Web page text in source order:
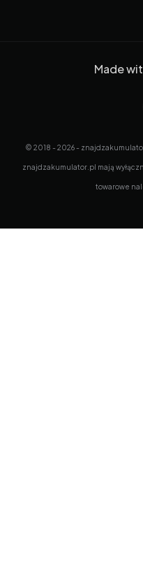
Made
© 2018 - 2026 -
znajdzakumulator.pl mają
towarowe